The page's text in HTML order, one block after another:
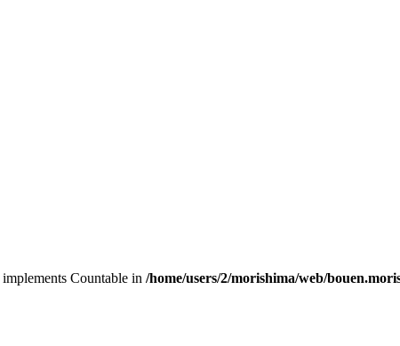
Countable in /home/users/2/morishima/web/